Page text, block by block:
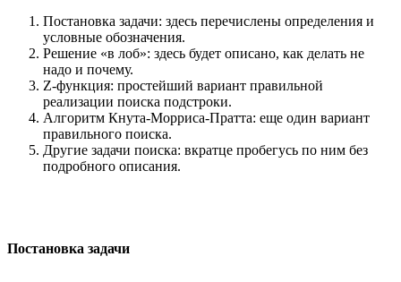
Постановка задачи: здесь перечислены определения и
условные обозначения.
Решение «в лоб»: здесь будет описано, как делать не
надо и почему.
Z-функция: простейший вариант правильной
реализации поиска подстроки.
Алгоритм Кнута-Морриса-Пратта: еще один вариант
правильного поиска.
Другие задачи поиска: вкратце пробегусь по ним без
подробного описания.
Постановка задачи